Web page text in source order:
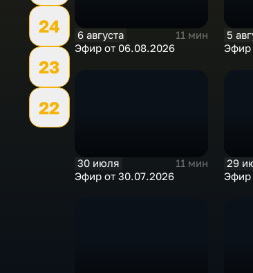
24
23
22
6 августа
11 мин
Эфир от 06.08.2026
5
Эфир
30 июля
11 мин
Эфир от 30.07.2026
29
Эфир